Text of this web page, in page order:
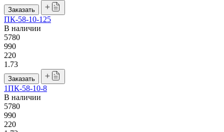
Заказать
ПК-58-10-125
В наличии
5780
990
220
1.73
Заказать
1ПК-58-10-8
В наличии
5780
990
220